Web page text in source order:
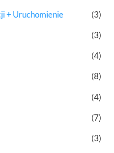
+ Uruchomienie (3)
(3)
(4)
(8)
(4)
(7)
(3)